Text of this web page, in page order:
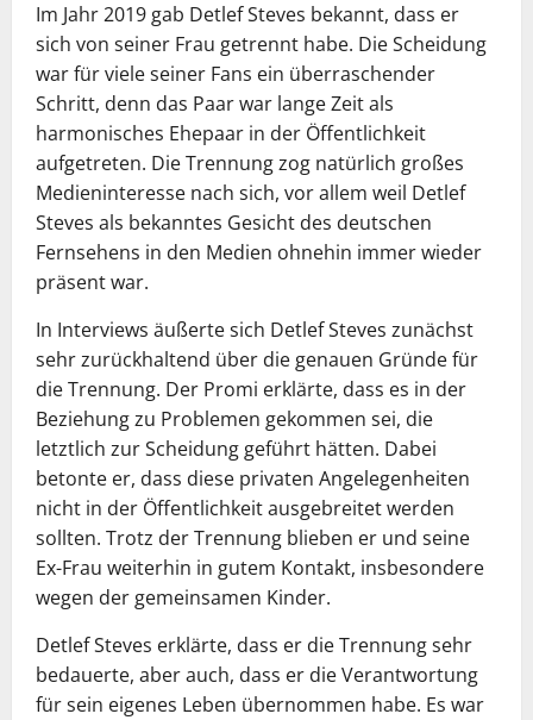
Im Jahr 2019 gab Detlef Steves bekannt, dass er
sich von seiner Frau getrennt habe. Die Scheidung
war für viele seiner Fans ein überraschender
Schritt, denn das Paar war lange Zeit als
harmonisches Ehepaar in der Öffentlichkeit
aufgetreten. Die Trennung zog natürlich großes
Medieninteresse nach sich, vor allem weil Detlef
Steves als bekanntes Gesicht des deutschen
Fernsehens in den Medien ohnehin immer wieder
präsent war.
In Interviews äußerte sich Detlef Steves zunächst
sehr zurückhaltend über die genauen Gründe für
die Trennung. Der Promi erklärte, dass es in der
Beziehung zu Problemen gekommen sei, die
letztlich zur Scheidung geführt hätten. Dabei
betonte er, dass diese privaten Angelegenheiten
nicht in der Öffentlichkeit ausgebreitet werden
sollten. Trotz der Trennung blieben er und seine
Ex-Frau weiterhin in gutem Kontakt, insbesondere
wegen der gemeinsamen Kinder.
Detlef Steves erklärte, dass er die Trennung sehr
bedauerte, aber auch, dass er die Verantwortung
für sein eigenes Leben übernommen habe. Es war